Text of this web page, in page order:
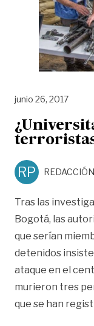
junio 26, 2017
RP
Tras las
Bogotá, las
que serían
detenidos
ataque en el
murieron tres
que se han